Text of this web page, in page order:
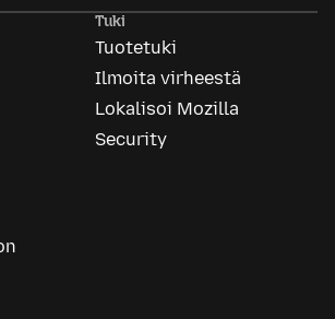
Tuki
Tuotetuki
Ilmoita virheestä
Lokalisoi Mozilla
Security